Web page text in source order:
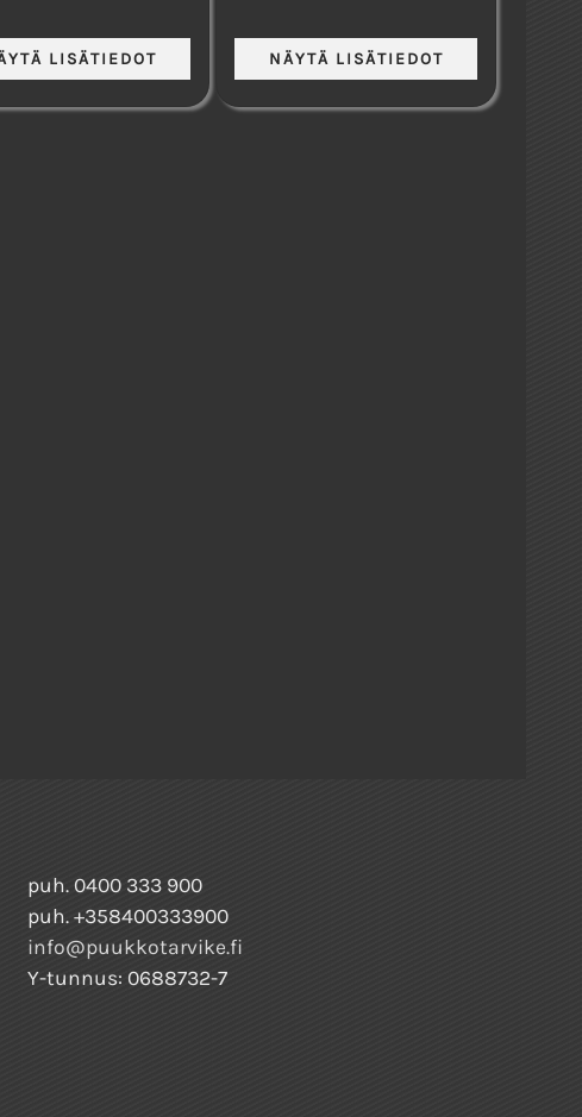
puh. 0400 333 900
puh. +358400333900
info@puukkotarvike.fi
Y-tunnus: 0688732-7